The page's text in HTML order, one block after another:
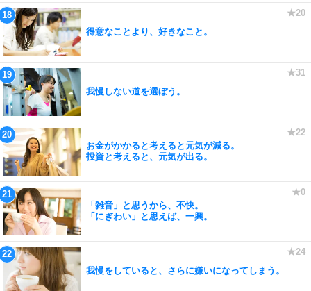
得意なことより、好きなこと。
我慢しない道を選ぼう。
お金がかかると考えると元気が減る。
投資と考えると、元気が出る。
「雑音」と思うから、不快。
「にぎわい」と思えば、一興。
我慢をしていると、さらに嫌いになってしまう。